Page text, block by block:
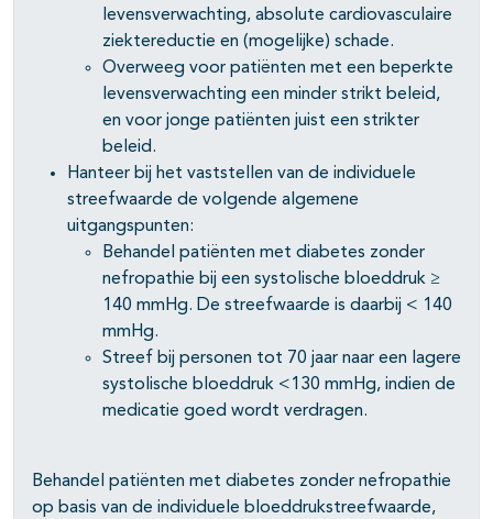
levensverwachting, absolute cardiovasculaire
ziektereductie en (mogelijke) schade.
Overweeg voor patiënten met een beperkte
levensverwachting een minder strikt beleid,
en voor jonge patiënten juist een strikter
beleid.
Hanteer bij het vaststellen van de individuele
streefwaarde de volgende algemene
uitgangspunten:
Behandel patiënten met diabetes zonder
nefropathie bij een systolische bloeddruk ≥
140 mmHg. De streefwaarde is daarbij < 140
mmHg.
Streef bij personen tot 70 jaar naar een lagere
systolische bloeddruk <130 mmHg, indien de
medicatie goed wordt verdragen.
Behandel patiënten met diabetes zonder nefropathie
op basis van de individuele bloeddrukstreefwaarde,